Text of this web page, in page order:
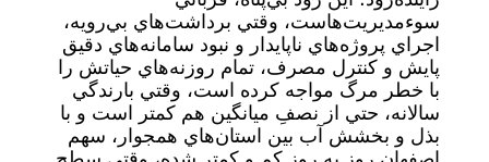
سوءمديريت‌هاست، وقتي برداشت‌هاي بي‌رويه،
اجراي پروژه‌هاي ناپايدار و نبود سامانه‌هاي دقيق
پايش و كنترل مصرف، تمام روزنه‌هاي حياتش را
با خطر مرگ مواجه كرده است، وقتي بارندگي
سالانه، حتي از نصفِ ميانگين هم كمتر است و با
بذل و بخشش آب بين استان‌هاي همجوار، سهم